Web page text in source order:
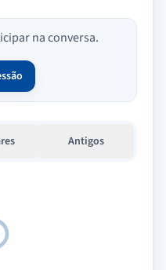
na conversa.
Antigos